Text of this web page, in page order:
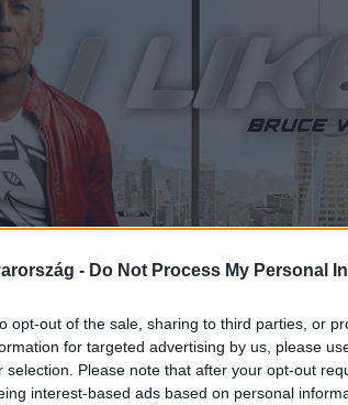
- Do Not Process My Personal
opt-out of the sale, sharing to third parties, or
for targeted advertising by us, please
selection. Please note that after your opt-out
interest-based ads based on personal